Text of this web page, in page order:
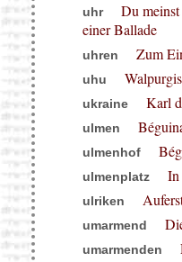
uhr Du
einer Ballade
uhren Zum
uhu
ukraine Karl
ulmen
ulmenhof
ulmenplatz In
ulriken
umarmend
umarmenden